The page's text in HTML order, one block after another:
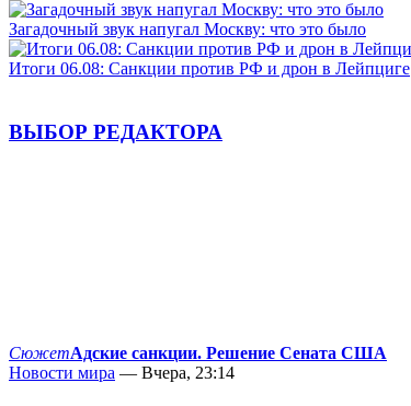
Загадочный звук напугал Москву: что это было
Итоги 06.08: Санкции против РФ и дрон в Лейпциге
ВЫБОР РЕДАКТОРА
СюжетАдские санкции. Решение Сената США
Новости мира — Вчера, 23:14